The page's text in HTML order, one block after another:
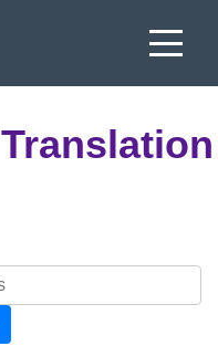
Translation